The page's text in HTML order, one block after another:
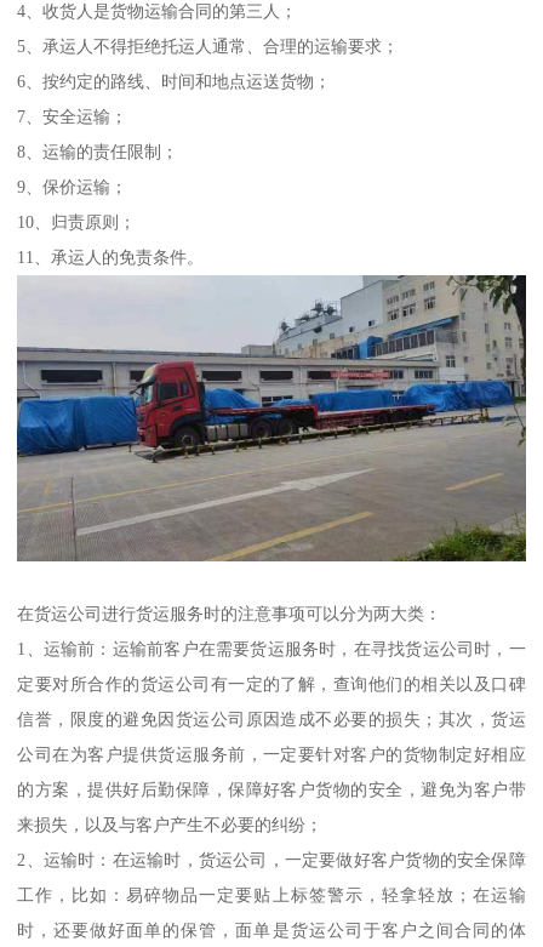
4、收货人是货物运输合同的第三人；
5、承运人不得拒绝托运人通常、合理的运输要求；
6、按约定的路线、时间和地点运送货物；
7、安全运输；
8、运输的责任限制；
9、保价运输；
10、归责原则；
11、承运人的免责条件。
在货运公司进行货运服务时的注意事项可以分为两大类：
1、运输前：运输前客户在需要货运服务时，在寻找货运公司时，一
定要对所合作的货运公司有一定的了解，查询他们的相关以及口碑
信誉，限度的避免因货运公司原因造成不必要的损失；其次，货运
公司在为客户提供货运服务前，一定要针对客户的货物制定好相应
的方案，提供好后勤保障，保障好客户货物的安全，避免为客户带
来损失，以及与客户产生不必要的纠纷；
2、运输时：在运输时，货运公司，一定要做好客户货物的安全保障
工作，比如：易碎物品一定要贴上标签警示，轻拿轻放；在运输
时，还要做好面单的保管，面单是货运公司于客户之间合同的体